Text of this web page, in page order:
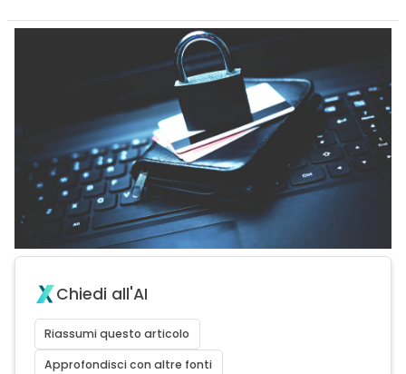
Chiedi all'AI
Riassumi questo articolo
Approfondisci con altre fonti